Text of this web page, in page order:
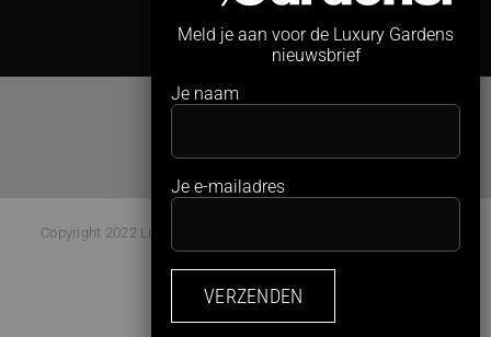
Copyright 2022 Luxury Gardens Magazine | All Rights Reserved |
Facebook
Instagram
Meld je aan voor de Luxury Gardens
nieuwsbrief
Je naam
Je e-mailadres